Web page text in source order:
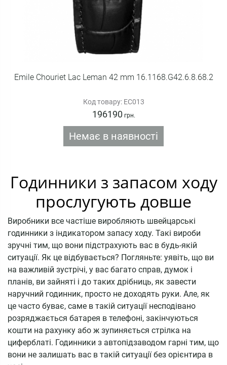
Emile Chouriet Lac Leman 42 mm 16.1168.G42.6.8.68.2
Код товару: EC013
196190 грн.
Немає в наявності
Годинники з запасом ходу
прослугують довше
Виробники все частіше виробляють швейцарські
годинники з індикатором запасу ходу. Такі вироби
зручні тим, що вони підстрахують вас в будь-якій
ситуації. Як це відбувається? Погляньте: уявіть, що ви
на важливій зустрічі, у вас багато справ, думок і
планів, ви зайняті і до таких дрібниць, як завести
наручний годинник, просто не доходять руки. Але, як
це часто буває, саме в такій ситуації несподівано
розряджається батарея в телефоні, закінчуються
кошти на рахунку або ж зупиняється стрілка на
циферблаті. Годинники з автопідзаводом гарні тим, що
вони не залишать вас в такій ситуації без орієнтира в